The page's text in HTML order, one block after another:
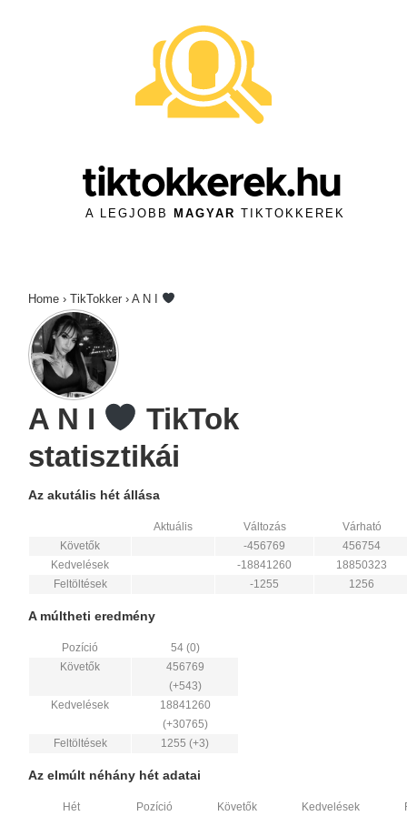
tiktokkerek.hu
A LEGJOBB MAGYAR TIKTOKKEREK
Home › TikTokker › A N I
A N I
TikTok
statisztikái
Az akutális hét állása
Aktuális Változás
Várható
Követők
-456769
456754
Kedvelések
-18841260
18850323
Feltöltések
-1255 1256
A múltheti eredmény
Pozíció
54 (0)
Követők
456769
(+543)
Kedvelések
18841260
(+30765)
Feltöltések
1255 (+3)
Az elmúlt néhány hét adatai
Hét Pozíció Követők Kedvelések